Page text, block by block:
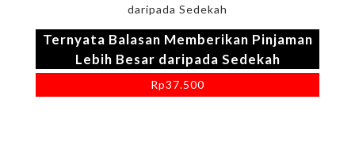
Ternyata Balasan Memberikan Pinjaman
Lebih Besar daripada Sedekah
Rp37.500